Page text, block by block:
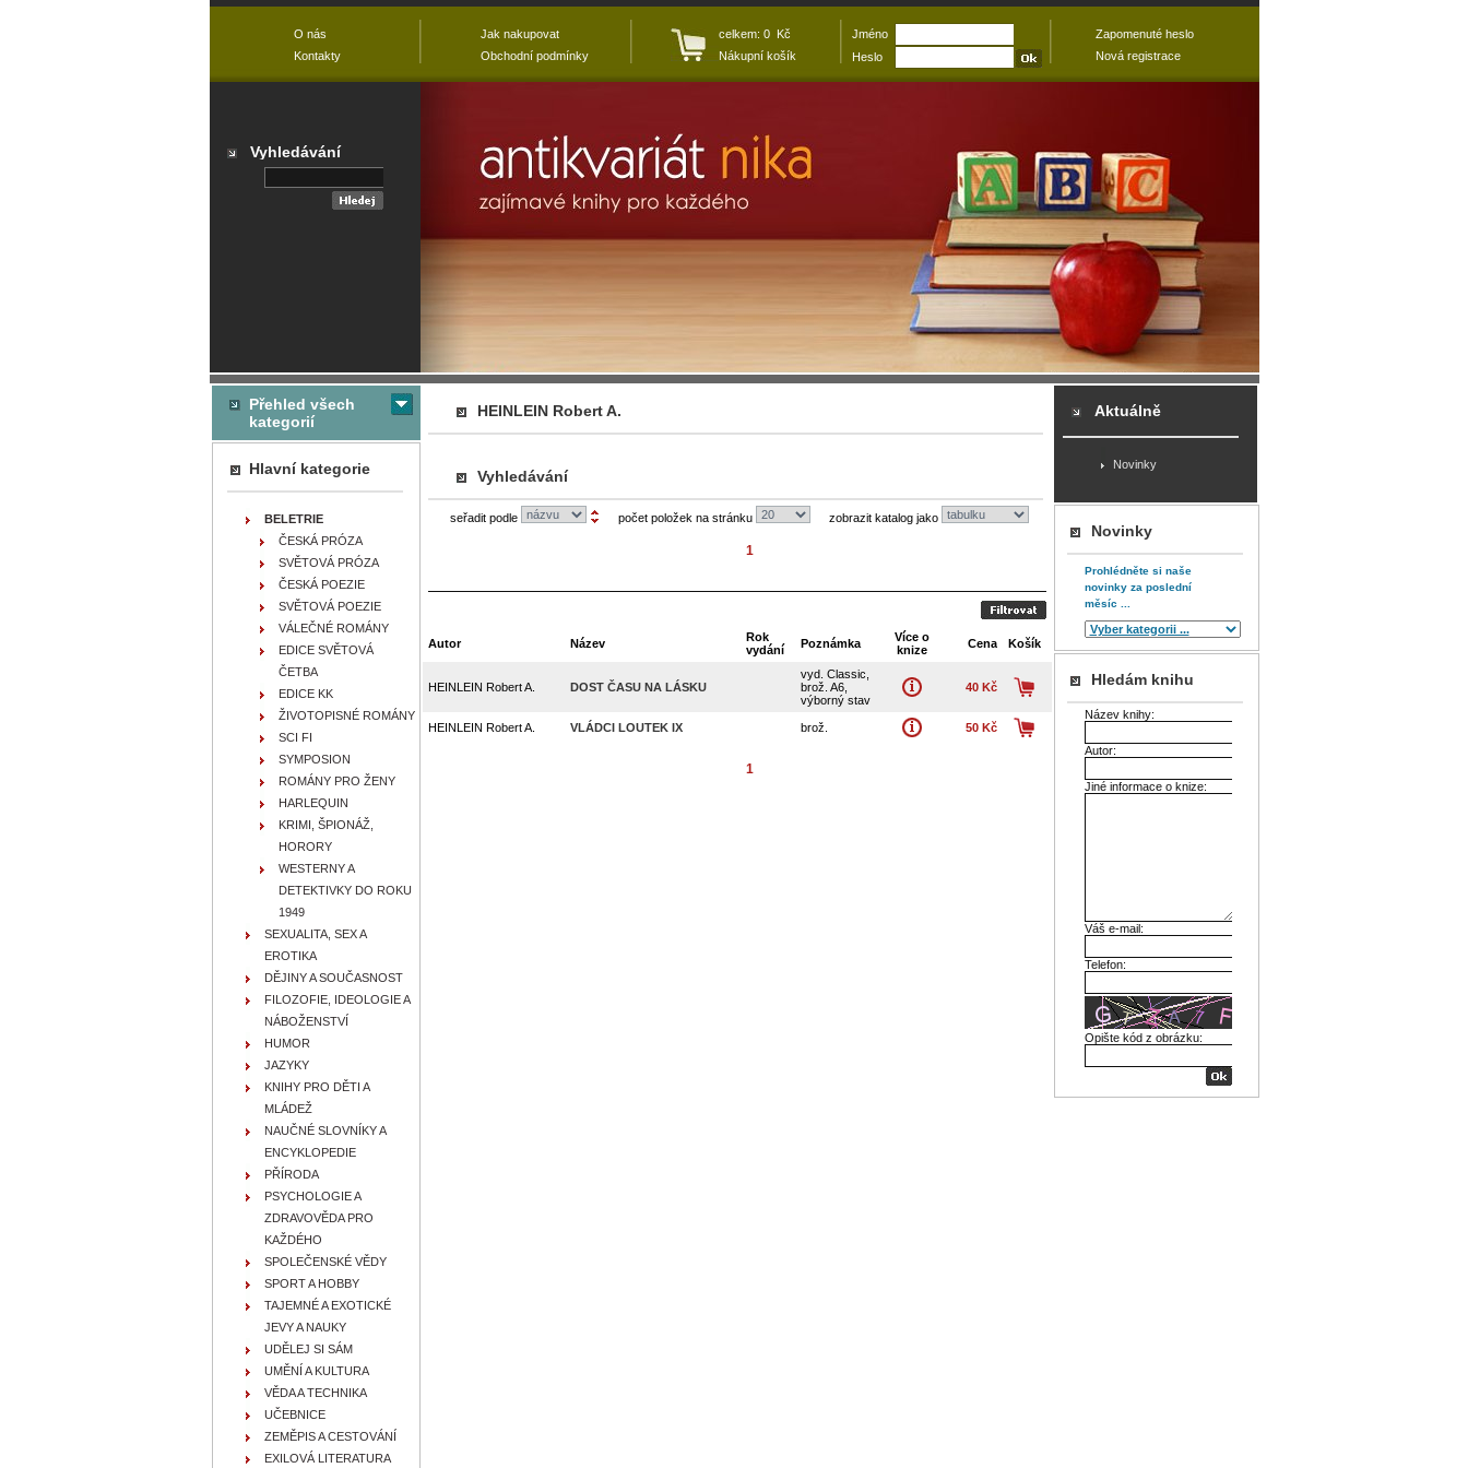
HEINLEIN Robert A.
Vyhledávání
seřadit podle počet položek na stránku zobrazit katalog jako
1
Autor Název
Rok
vydání
Poznámka
Více o
knize
Cena Košík
HEINLEIN Robert A. DOST ČASU NA LÁSKU
vyd. Classic,
brož. A6,
výborný stav
40 Kč
HEINLEIN Robert A. VLÁDCI LOUTEK IX brož. 50 Kč
1
Přehled všech
kategorií
Hlavní kategorie
BELETRIE
ČESKÁ PRÓZA
SVĚTOVÁ PRÓZA
ČESKÁ POEZIE
SVĚTOVÁ POEZIE
VÁLEČNÉ ROMÁNY
EDICE SVĚTOVÁ
ČETBA
EDICE KK
ŽIVOTOPISNÉ ROMÁNY
SCI FI
SYMPOSION
ROMÁNY PRO ŽENY
HARLEQUIN
KRIMI, ŠPIONÁŽ,
HORORY
WESTERNY A
DETEKTIVKY DO ROKU
1949
SEXUALITA, SEX A
EROTIKA
DĚJINY A SOUČASNOST
FILOZOFIE, IDEOLOGIE A
NÁBOŽENSTVÍ
HUMOR
JAZYKY
KNIHY PRO DĚTI A
MLÁDEŽ
NAUČNÉ SLOVNÍKY A
ENCYKLOPEDIE
PŘÍRODA
PSYCHOLOGIE A
ZDRAVOVĚDA PRO
KAŽDÉHO
SPOLEČENSKÉ VĚDY
SPORT A HOBBY
TAJEMNÉ A EXOTICKÉ
JEVY A NAUKY
UDĚLEJ SI SÁM
UMĚNÍ A KULTURA
VĚDA A TECHNIKA
UČEBNICE
ZEMĚPIS A CESTOVÁNÍ
EXILOVÁ LITERATURA
Aktuálně
Novinky
Novinky
Prohlédněte si naše
novinky za poslední
měsíc ...
Hledám knihu
Název knihy:
Autor:
Jiné informace o knize:
Váš e-mail:
Telefon:
Opište kód z obrázku:
O nás
Kontakty
Jak nakupovat
Obchodní podmínky
celkem: 0 Kč
Nákupní košík
Jméno
Heslo
Zapomenuté heslo
Nová registrace
Vyhledávání